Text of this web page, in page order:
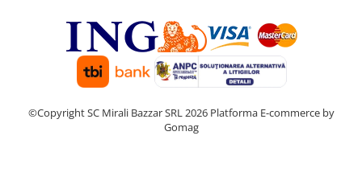
©Copyright SC Mirali Bazzar SRL 2026 Platforma E-commerce by
Gomag